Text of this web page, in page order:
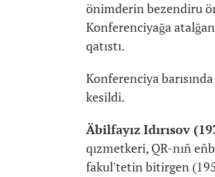
önimderin bezendiru
Konferenciyağa
qatıstı.
Konferenciya barısında
kesildi.
Äbilfayız Idırısov
qızmetkeri, QR-nıñ
fakul'tetin bitirgen